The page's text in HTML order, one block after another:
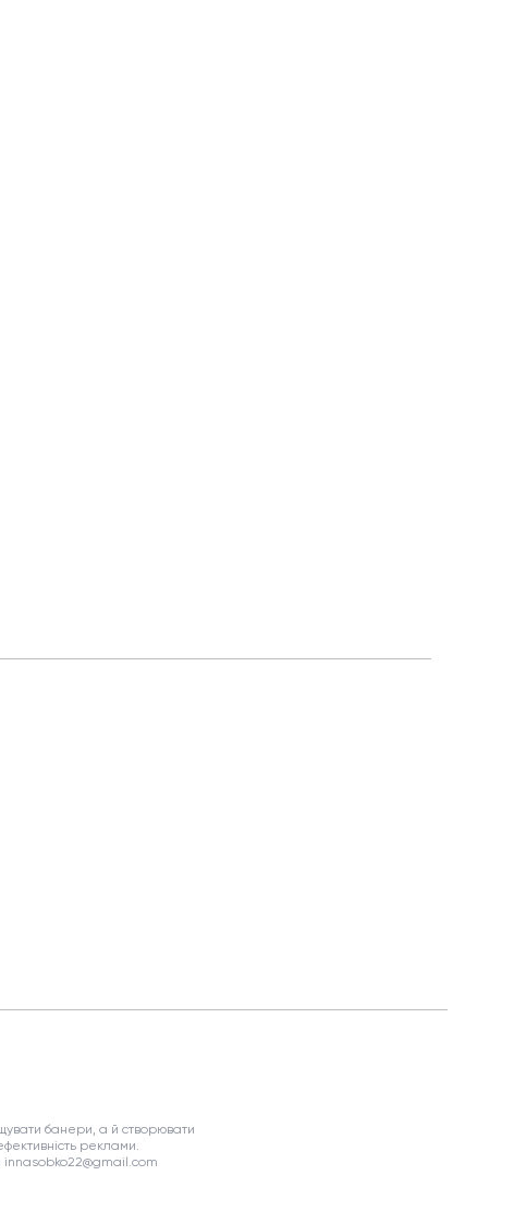
банери, а й створювати
реклами.
innasobko22@gmail.com